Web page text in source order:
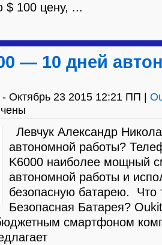
$ 100 цену, ...
— 10 дней
- Октябрь 23 2015 12:21 ПП |
Левчук Александр
автономной работы?
K6000 наиболее мощный
автономной работы и
безопасную батарею. Что
Безопасная Батарея?
смартфоном